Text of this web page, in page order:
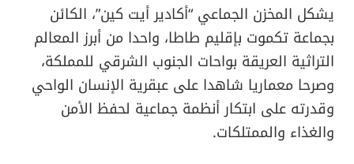
يشكل المخزن الجماعي “أكادير أيت كين”، الكائن
بجماعة تكموت بإقليم طاطا، واحدا من أبرز المعالم
التراثية العريقة بواحات الجنوب الشرقي للمملكة،
وصرحا معماريا شاهدا على عبقرية الإنسان الواحي
وقدرته على ابتكار أنظمة جماعية لحفظ الأمن
والغذاء والممتلكات.